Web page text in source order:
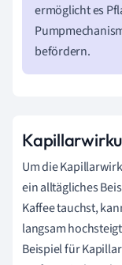
ermöglicht es
befördern.
Um die
ein alltägliches
Kaffee tauchst,
langsam
Beispiel für